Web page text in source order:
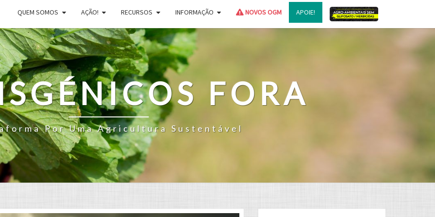
QUEM SOMOS AÇÃO! RECURSOS INFORMAÇÃO NOVOS OGM APOIE!
AGRO-
AMBIENTAIS
FORA
Por Uma Agricultura Sustentável